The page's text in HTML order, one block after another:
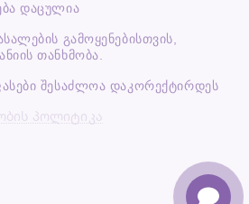
დაცულია
გამოყენებისთვის,
თანხმობა.
შესაძლოა დაკორექტირდეს
პოლიტიკა